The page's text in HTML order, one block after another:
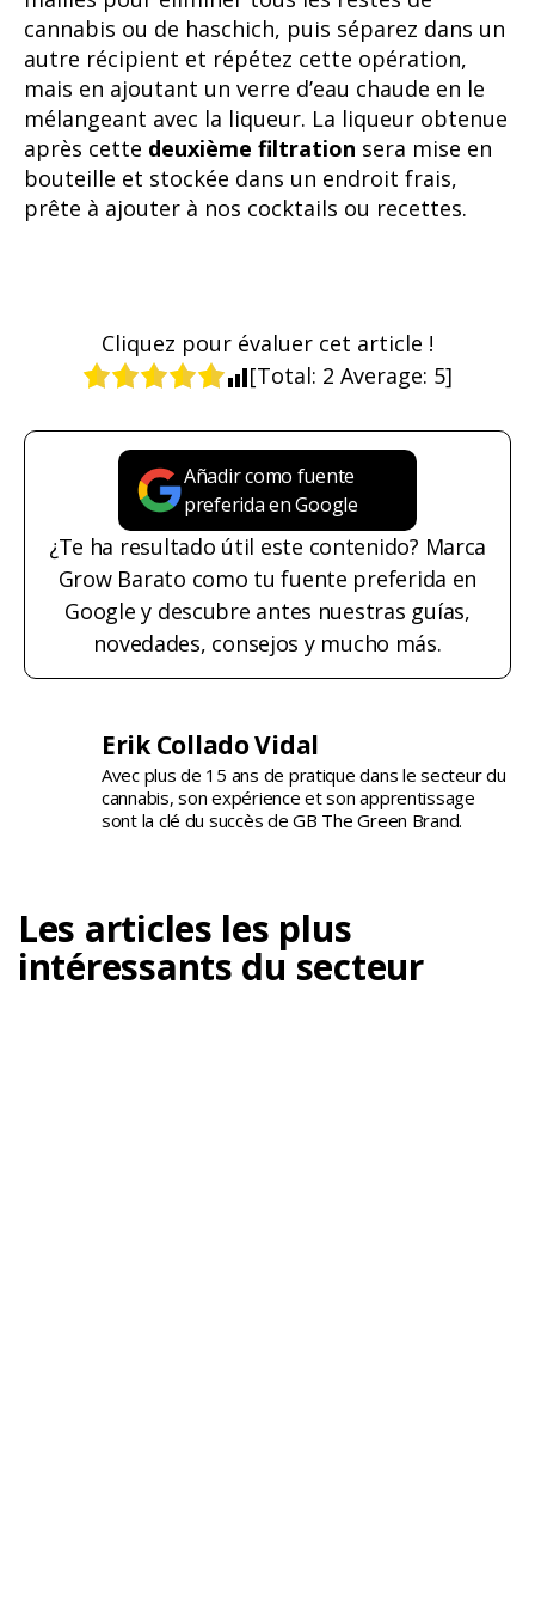
cannabis ou de haschich, puis séparez dans un
autre récipient et répétez cette opération,
mais en ajoutant un verre d’eau chaude en le
mélangeant avec la liqueur. La liqueur obtenue
après cette deuxième filtration sera mise en
bouteille et stockée dans un endroit frais,
prête à ajouter à nos cocktails ou recettes.
Cliquez pour évaluer cet article !
[Total: 2 Average: 5]
Añadir como fuente
preferida en Google
¿Te ha resultado útil este contenido? Marca
Grow Barato como tu fuente preferida en
Google y descubre antes nuestras guías,
novedades, consejos y mucho más.
Erik Collado Vidal
Avec plus de 15 ans de pratique dans le secteur du
cannabis, son expérience et son apprentissage
sont la clé du succès de GB The Green Brand.
Les articles les plus
intéressants du secteur